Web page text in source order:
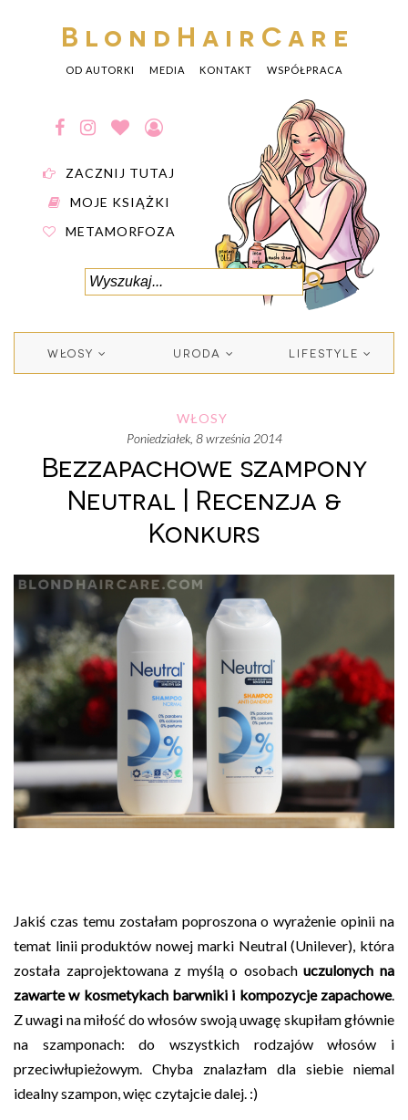
BlondHairCare
OD AUTORKI MEDIA KONTAKT WSPÓŁPRACA
ZACZNIJ TUTAJ
MOJE KSIĄŻKI
METAMORFOZA
WŁOSY URODA LIFESTYLE
WŁOSY
poniedziałek, 8 września 2014
Bezzapachowe szampony
Neutral | Recenzja &
Konkurs
Jakiś czas temu zostałam poproszona o wyrażenie opinii na
temat linii produktów nowej marki Neutral (Unilever), która
została zaprojektowana z myślą o osobachuczulonych na
zawarte w kosmetykach barwniki i kompozycje zapachowe.
Z uwagi na miłość do włosów swoją uwagę skupiłam głównie
na szamponach: do wszystkich rodzajów włosów i
przeciwłupieżowym. Chyba znalazłam dla siebie niemal
idealny szampon, więc czytajcie dalej. :)